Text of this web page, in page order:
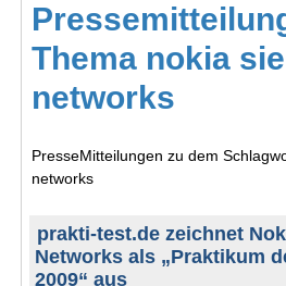
Thema nokia
networks
PresseMitteilungen zu dem
networks
prakti-test.de zeichnet
Networks als „Praktikum
2009“ aus